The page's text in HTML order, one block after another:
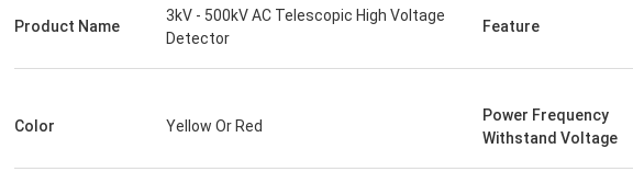
Edson Polli junior
Excellent brillant, maintenant une
fonction verement
fonction verement
Product Name
3kV - 500kV AC Telescopic High Voltage
Detector
Feature
Color Yellow Or Red
Power Frequency
Withstand Voltage